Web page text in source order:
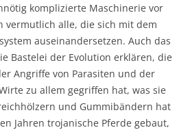
komplizierte Maschinerie vor
vermutlich alle, die sich mit dem
auseinandersetzen. Auch das
Bastelei der Evolution erklären, die
Angriffe von Parasiten und der
zu allem gegriffen hat, was sie
und Gummibändern hat
Jahren trojanische Pferde gebaut,